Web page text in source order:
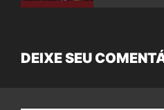
DEIXE SEU